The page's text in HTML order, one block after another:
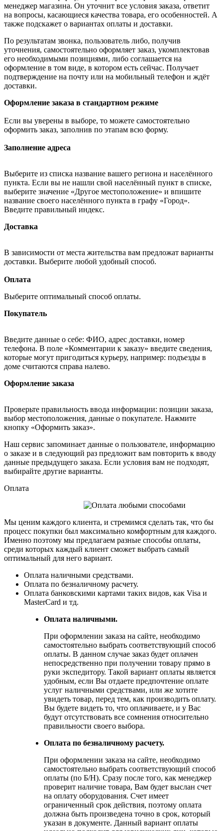
менеджер магазина. Он уточнит все условия заказа, ответит
на вопросы, касающиеся качества товара, его особенностей. А
также подскажет о вариантах оплаты и доставки.
По результатам звонка, пользователь либо, получив
уточнения, самостоятельно оформляет заказ, укомплектовав
его необходимыми позициями, либо соглашается на
оформление в том виде, в котором есть сейчас. Получает
подтверждение на почту или на мобильный телефон и ждёт
доставки.
Оформление заказа в стандартном режиме
Если вы уверены в выборе, то можете самостоятельно
оформить заказ, заполнив по этапам всю форму.
Заполнение адреса
Выберите из списка название вашего региона и населённого
пункта. Если вы не нашли свой населённый пункт в списке,
выберите значение «Другое местоположение» и впишите
название своего населённого пункта в графу «Город».
Введите правильный индекс.
Доставка
В зависимости от места жительства вам предложат варианты
доставки. Выберите любой удобный способ.
Оплата
Выберите оптимальный способ оплаты.
Покупатель
Введите данные о себе: ФИО, адрес доставки, номер
телефона. В поле «Комментарии к заказу» введите сведения,
которые могут пригодиться курьеру, например: подъезды в
доме считаются справа налево.
Оформление заказа
Проверьте правильность ввода информации: позиции заказа,
выбор местоположения, данные о покупателе. Нажмите
кнопку «Оформить заказ».
Наш сервис запоминает данные о пользователе, информацию
о заказе и в следующий раз предложит вам повторить к вводу
данные предыдущего заказа. Если условия вам не подходят,
выбирайте другие варианты.
Оплата
Мы ценим каждого клиента, и стремимся сделать так, что бы
процесс покупки был максимально комфортным для каждого.
Именно поэтому мы предлагаем разные способы оплаты,
среди которых каждый клиент сможет выбрать самый
оптимальный для него вариант.
Оплата наличными средствами.
Оплата по безналичному расчету.
Оплата банковскими картами таких видов, как Visa и
MasterCard и тд.
Оплата наличными.
При оформлении заказа на сайте, необходимо
самостоятельно выбрать соответствующий способ
оплаты. В данном случае заказ будет оплачен
непосредственно при получении товару прямо в
руки экспедитору. Такой вариант оплаты является
удобным, если Вы отдаете предпочтение оплате
услуг наличными средствами, или же хотите
увидеть товар, перед тем, как производить оплату.
Вы будете видеть то, что оплачиваете, и у Вас
будут отсутствовать все сомнения относительно
правильности своего выбора.
Оплата по безналичному расчету.
При оформлении заказа на сайте, необходимо
самостоятельно выбрать соответствующий способ
оплаты (по Б/Н). Сразу после того, как менеджер
проверит наличие товара, Вам будет выслан счет
на оплату оборудования. Счет имеет
ограниченный срок действия, поэтому оплата
должна быть произведена точно в срок, который
указан в документе. Данный вариант оплаты